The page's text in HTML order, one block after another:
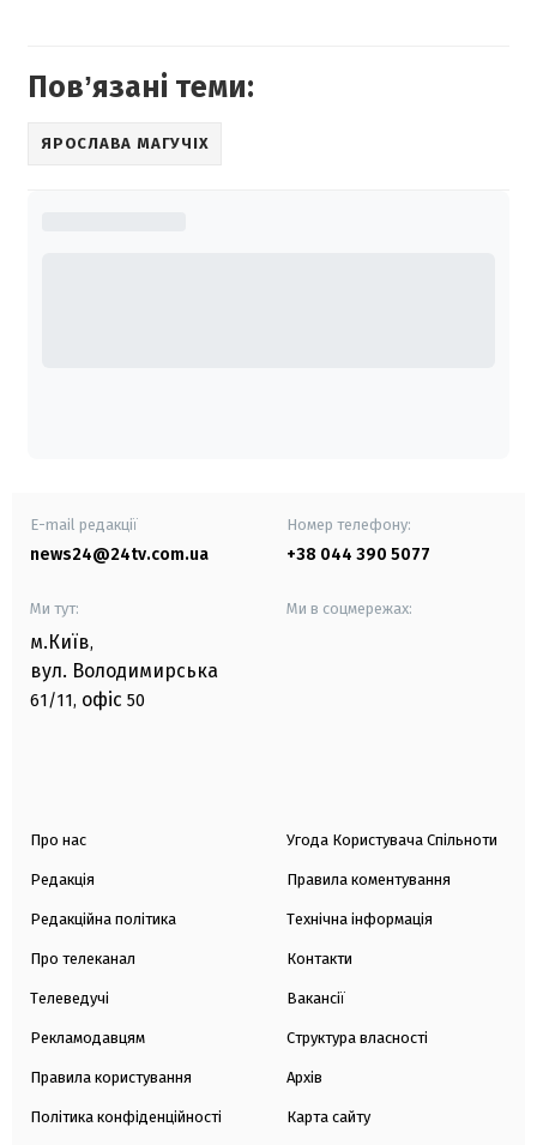
Повʼязані теми:
ЯРОСЛАВА МАГУЧІХ
E-mail редакції
news24@24tv.com.ua
Номер телефону:
+38 044 390 5077
Ми тут:
м.Київ,
вул. Володимирська
61/11, офіс 50
Ми в соцмережах:
Про нас
Редакція
Редакційна політика
Про телеканал
Телеведучі
Рекламодавцям
Правила користування
Політика конфіденційності
Угода Користувача Спільноти
Правила коментування
Технічна інформація
Контакти
Вакансії
Структура власності
Архів
Карта сайту